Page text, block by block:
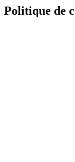
Politique de